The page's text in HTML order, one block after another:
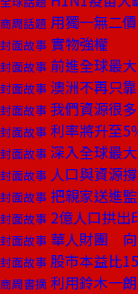
商周話題 用獨一無二
封面故事 實物強權
封面故事 前進全球最
封面故事 澳洲不再只
封面故事 我們資源很
封面故事 利率將升至
封面故事 深入全球最
封面故事 人口與資源
封面故事 把親家送進
封面故事 2億人口拱出
封面故事 華人財團 向
封面故事 股市本益比
商周書摘 利用鈴木一